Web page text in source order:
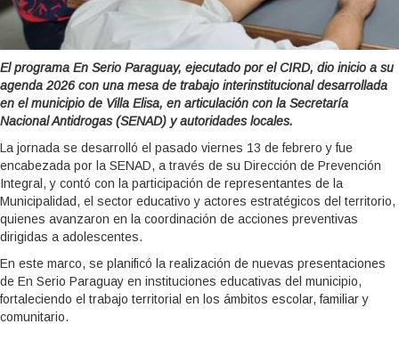
El programa En Serio Paraguay, ejecutado por el CIRD, dio inicio a su
agenda 2026 con una mesa de trabajo interinstitucional desarrollada
en el municipio de Villa Elisa, en articulación con la Secretaría
Nacional Antidrogas(SENAD) y autoridades locales.
La jornada se desarrolló el pasado viernes 13 de febrero y fue
encabezada por la SENAD, a través de su Dirección de Prevención
Integral, y contó con la participación de representantes de la
Municipalidad, el sector educativo y actores estratégicos del territorio,
quienes avanzaron en la coordinación de acciones preventivas
dirigidas a adolescentes.
En este marco, se planificó la realización de nuevas presentaciones
de En Serio Paraguay en instituciones educativas del municipio,
fortaleciendo el trabajo territorial en los ámbitos escolar, familiar y
comunitario.